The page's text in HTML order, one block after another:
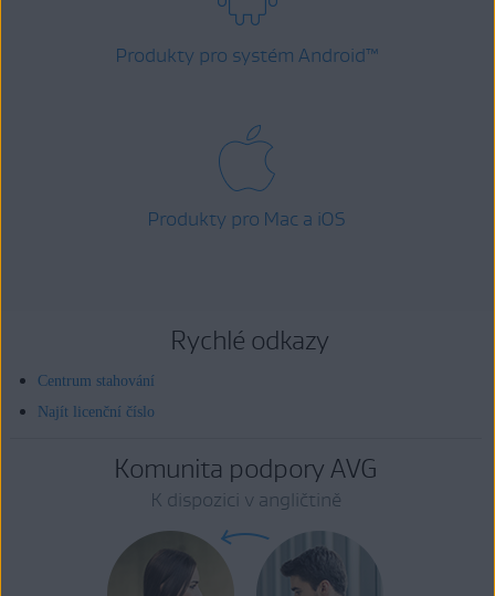
Produkty pro systém Android™
Produkty pro Mac a iOS
Rychlé odkazy
Centrum stahování
Najít licenční číslo
Komunita podpory AVG
K dispozici v angličtině